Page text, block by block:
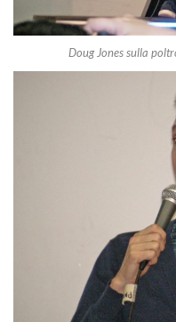
Doug Jones sulla